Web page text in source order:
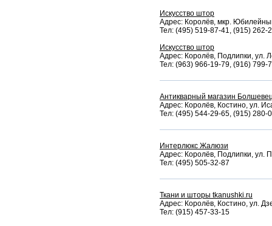
Искусство штор
Адрес: Королёв, мкр.
Тел: (495) 519-87-41, (915) 262-
Искусство штор
Адрес: Королёв, Подлипки, ул.
Тел: (963) 966-19-79, (916) 799-
Антикварный магазин
Адрес: Королёв, Костино, ул.
Тел: (495) 544-29-65, (915) 280-
Интерлюкс Жалюзи
Адрес: Королёв, Подлипки, ул.
Тел: (495) 505-32-87
Ткани и шторы tkanushki.ru
Адрес: Королёв, Костино, ул.
Тел: (915) 457-33-15